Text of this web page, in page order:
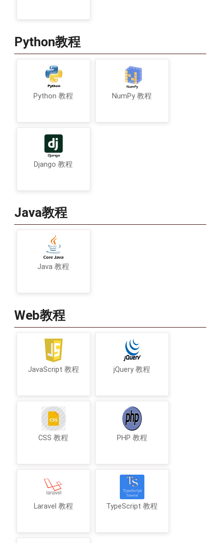
Python教程
Python 教程 NumPy 教程
Django 教程
Java教程
Java 教程
Web教程
JavaScript 教程 jQuery 教程
CSS 教程 PHP 教程
Laravel 教程 TypeScript 教程